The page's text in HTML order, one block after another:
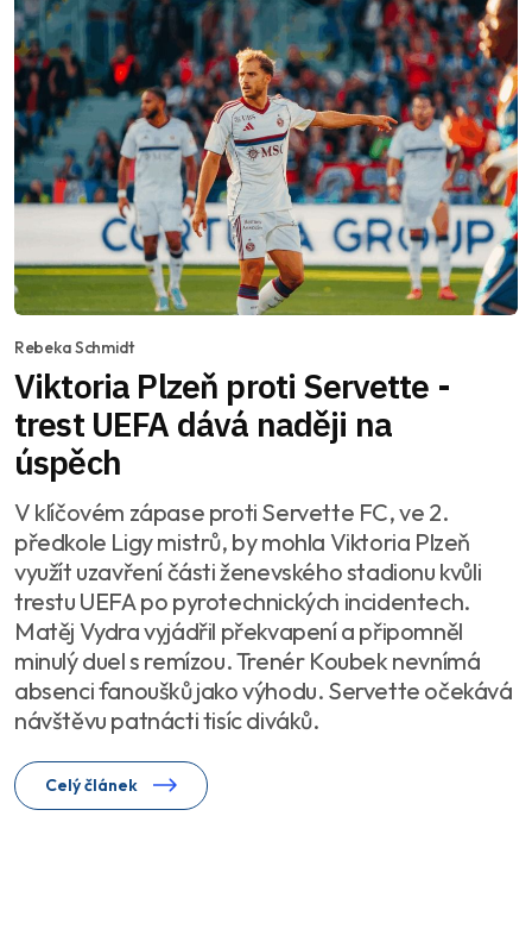
Rebeka Schmidt
Viktoria Plzeň proti Servette -
trest UEFA dává naději na
úspěch
V klíčovém zápase proti Servette FC, ve 2.
předkole Ligy mistrů, by mohla Viktoria Plzeň
využít uzavření části ženevského stadionu kvůli
trestu UEFA po pyrotechnických incidentech.
Matěj Vydra vyjádřil překvapení a připomněl
minulý duel s remízou. Trenér Koubek nevnímá
absenci fanoušků jako výhodu. Servette očekává
návštěvu patnácti tisíc diváků.
Celý článek